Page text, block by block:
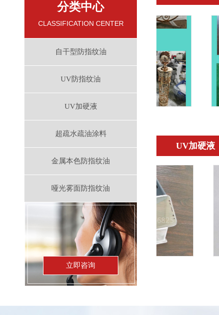
分类中心
CLASSIFICATION CENTER
自干型防指纹油
UV防指纹油
UV加硬液
超疏水疏油涂料
金属本色防指纹油
哑光雾面防指纹油
立即咨询
防指纹油
UV加硬液